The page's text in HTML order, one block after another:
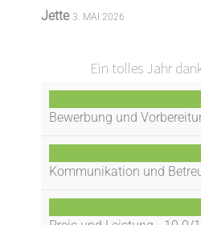
Jette 3. MAI 2026
Ein tolles Jahr
Bewerbung und
Kommunikation und